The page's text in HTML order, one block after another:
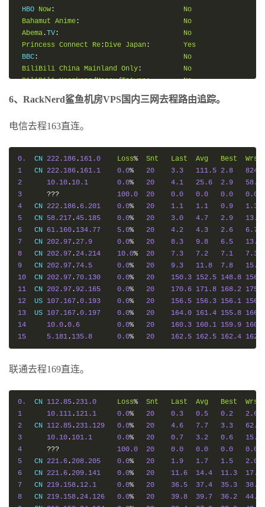
HBO Now :
No
Bahamut Anime :
No
Abema .TV :
No
Princess Connect Re : Dive Japan :
Yes
BBC :
No
BiliBili China Mainland Only :
No
BiliBili Hongkong/Macau/Taiwan:
No
Taiwan Only No
-> Memory Performance Test ( Standard Mode 3 - Pass @ 30sec
Thread - Read 19146.50 /s
Thread 15099.78 / s
Disk Speed Test Block 1M Block , Direct Write
Test Name Write
Speed
10MB- 4K Block 24.6 MB /s 6013 IOPS , 0.43s )
10MB- 1M Block 309 MB s IOPS 0.03s
)
100MB 4K Block 25.6 /s 6248 IOPS, 4.10s)
100MB 1M Block 1.3 GB s 1210 IOPS , 0.08s)
1GB -4K Block 60.8 /s 0.07 IOPS, 17.26s ))
1GB -1M Block 583 MB s IOPS 1.80s )
6、RackNerd鲨鱼机房VPS国内三网去程路由追踪。
电信去程163直连。
0.
  CN
222.186 . 161.0 Loss% Snt Last Avg Best
Wrst
1
   CN
222.186 . 161.1 0.0% 20 3.3 111.5 2.8
2
10.10 . 10.1 0.0% 20 4.1 25.6 2.9
58.6
3
??? 100.0 20 0.0 0.0 0.0
0.0
4
   CN
222.186 . 6.201 0.0% 20 1.1 1.1 0.9
1.3
5
   CN
58.217 .45.185 0.0% 20 3.0 4.7 2.9
13.9
6
   CN
61.160 . 134.77 5.0% 20 4.2 4.3 2.6
6.7
7
   CN
202.97 .27.9 0.0% 20 8.3 9.8 6.5
13.9
8
   CN
202.97 .24.214 10.0% 20 7.3 7.2 7.1
7.3
9
   CN
202.97 . 74.5 0.0% 20 9.3 11.8 7.8
15.3
10
  CN
202.97 . 70.130 0.0% 20 150.3 152.5 148.8
11
  CN
202.97 .92.165 0.0% 20 170.6 171.8 168.2
12
  US
107.167 .0.193 0.0% 20 156.5 156.3 156.1
13
  US
107.167 .0.197 0.0% 20 164.0 161.4 155.8
14
10.0 .0.6 0.0% 20 160.3 160.1 159.9
15
5.181 . 135.8 0.0% 20 162.5 162.5 162.4
联通去程169直连。
0.
  CN
112.85 .231.0 Loss% Snt Last Avg Best
Wrst
1
10.111 . 121.1 0.0% 20 0.3 0.5 0.2
2.6
2
   CN
112.85 .231.129 0.0% 20 4.6 7.7 3.3
62.6
3
10.10 . 101.1 0.0% 20 0.7 3.2 0.6
15.6
4
??? 100.0 20 0.0 0.0 0.0
0.0
5
   CN
221.6 .208.205 0.0% 20 1.9 1.7 1.5
2.0
6
   CN
221.6 .209.141 0.0% 20 11.6 14.4 11.3
17.3
7
   CN
219.158 . 12.1 0.0% 20 36.5 37.4 35.3
38.9
8
   CN
219.158 .24.126 0.0% 20 39.8 39.7 36.2
44.0